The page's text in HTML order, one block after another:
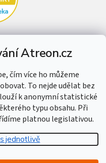
Atreon.cz
čím více ho můžeme
To nejde udělat bez
k anonymní statistické
typu obsahu. Při
platnou legislativou.
jednotlivě
Shoptet